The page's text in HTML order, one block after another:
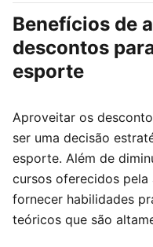
Benefícios de
descontos
esporte
Aproveitar os
ser uma decisão
esporte. Além de
cursos oferecidos
fornecer habilidades
teóricos que são